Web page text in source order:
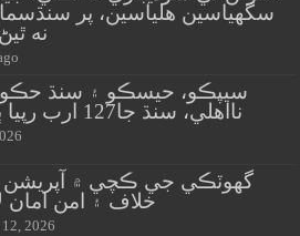
سگهياسين هلياسين، پر
نه
سيپڪو، حيسڪو ۽ سنڌ
نااهلي، سنڌ جا127 ارب رپيا ٻڏي ويا؟
گهوٽڪي جي ڪچي ۾ آپريشن
خلاف ۽ امن امان
2026